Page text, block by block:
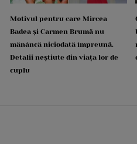
Motivul pentru care Mircea
Badea și Carmen Brumă nu
mănâncă niciodată împreună.
Detalii neștiute din viața lor de
cuplu